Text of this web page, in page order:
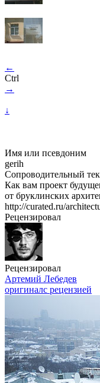
←
Ctrl
→
↓
Имя или псевдоним
gerih
Сопроводительный
Как вам проект
от бруклинских
http://curated.ru/
Рецензировал
Рецензировал
Артемий Лебедев
оригиналс рецензией